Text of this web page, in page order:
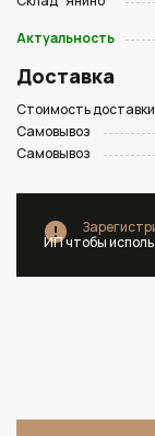
Актуальность
Доставка
Стоимость доставки
Самовывоз
Самовывоз
ИП чтобы